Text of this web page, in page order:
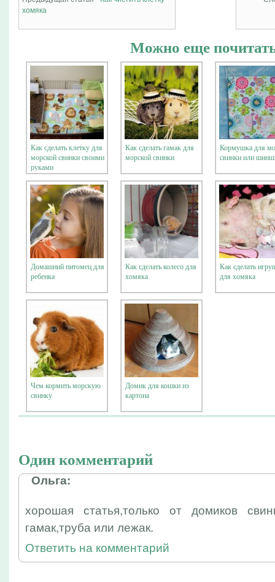
хомяка
Можно еще
Как сделать клетку для
морской свинки своими
руками
Как сделать гамак для
морской свинки
Кормушка для
свинки или
Домашний питомец для
ребенка
Как сделать колесо для
хомяка
Как сделать
для хомяка
Чем кормить морскую
свинку
Домик для кошки из
картона
Один комментарий
Ольга:
хорошая статья,только от домиков
гамак,труба или лежак.
Ответить на комментарий